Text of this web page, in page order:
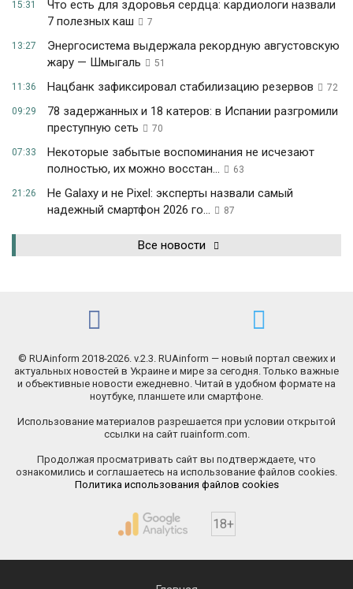
15:31
Что есть для здоровья сердца: кардиологи назвали
7 полезных каш
7
13:27
Энергосистема выдержала рекордную августовскую
жару — Шмыгаль
51
11:36 Нацбанк зафиксировал стабилизацию резервов 72
09:29
78 задержанных и 18 катеров: в Испании разгромили
преступную сеть
70
07:33
Некоторые забытые воспоминания не исчезают
полностью, их можно восстан...
63
21:26
Не Galaxy и не Pixel: эксперты назвали самый
надежный смартфон 2026 го...
87
Все новости
© RUAinform 2018-2026. v.2.3. RUAinform — новый портал свежих и
актуальных новостей в Украине и мире за сегодня. Только важные
и объективные новости ежедневно. Читай в удобном формате на
ноутбуке, планшете или смартфоне.
Использование материалов разрешается при условии открытой
ссылки на сайт ruainform.com.
Продолжая просматривать сайт вы подтверждаете, что
ознакомились и соглашаетесь на использование файлов cookies.
Политика использования файлов cookies
18+